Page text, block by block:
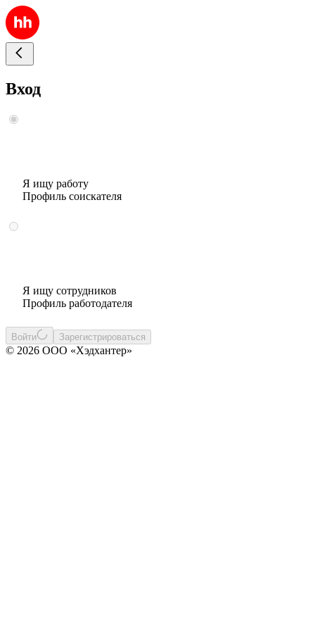
Вход
Я ищу работу
Профиль соискателя
Я ищу сотрудников
Профиль работодателя
Войти Зарегистрироваться
© 2026 ООО «Хэдхантер»